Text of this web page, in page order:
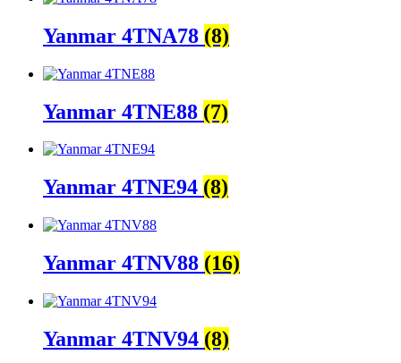
Yanmar 4TNA78 (8)
Yanmar 4TNE88 (7)
Yanmar 4TNE94 (8)
Yanmar 4TNV88 (16)
Yanmar 4TNV94 (8)